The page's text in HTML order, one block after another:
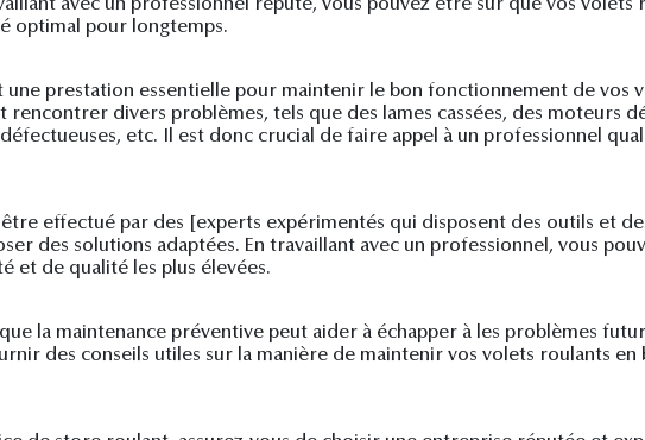
avec un professionnel réputé, vous pouvez être sûr que vos
optimal pour longtemps.
une prestation essentielle pour maintenir le bon fonctionnement de
divers problèmes, tels que des lames cassées, des moteurs
défectueuses, etc. Il est donc crucial de faire appel à un professionnel
effectué par des [experts expérimentés qui disposent des outils et
des solutions adaptées. En travaillant avec un professionnel, vous
et de qualité les plus élevées.
la maintenance préventive peut aider à échapper à les problèmes
des conseils utiles sur la manière de maintenir vos volets roulants